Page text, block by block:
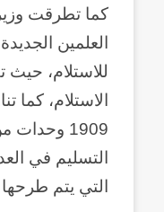
كما تطرقت
للاستلام،
الاستلام،
التسليم في
التي يتم